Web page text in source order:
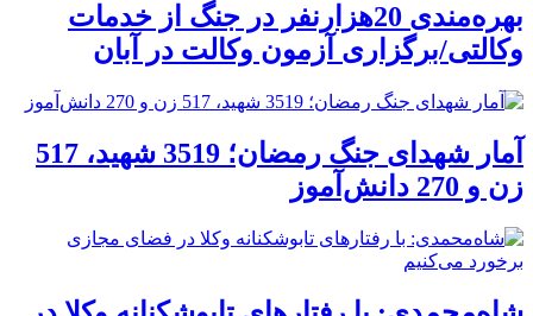
بهره‌مندی 20هزارنفر در جنگ از خدمات
وکالتی/برگزاری آزمون وکالت در آبان
آمار شهدای جنگ رمضان؛ 3519 شهید، 517
زن و 270 دانش‌آموز